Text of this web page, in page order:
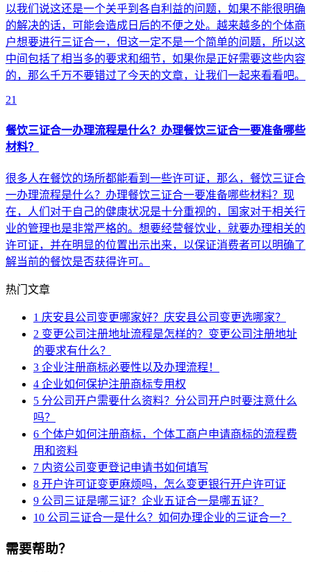
以我们说这还是一个关乎到各自利益的问题，如果不能很明确
的解决的话，可能会造成日后的不便之处。越来越多的个体商
户想要进行三证合一，但这一定不是一个简单的问题，所以这
中间包括了相当多的要求和细节，如果你是正好需要这些内容
的，那么千万不要错过了今天的文章，让我们一起来看看吧。
21
餐饮三证合一办理流程是什么？办理餐饮三证合一要准备哪些
材料？
很多人在餐饮的场所都能看到一些许可证，那么，餐饮三证合
一办理流程是什么？办理餐饮三证合一要准备哪些材料？现
在，人们对于自己的健康状况是十分重视的，国家对于相关行
业的管理也是非常严格的。想要经营餐饮业，就要办理相关的
许可证，并在明显的位置出示出来，以保证消费者可以明确了
解当前的餐饮是否获得许可。
热门文章
1 庆安县公司变更哪家好？庆安县公司变更选哪家？
2 变更公司注册地址流程是怎样的？变更公司注册地址
的要求有什么？
3 企业注册商标必要性以及办理流程！
4 企业如何保护注册商标专用权
5 分公司开户需要什么资料？分公司开户时要注意什么
吗？
6 个体户如何注册商标，个体工商户申请商标的流程费
用和资料
7 内资公司变更登记申请书如何填写
8 开户许可证变更麻烦吗，怎么变更银行开户许可证
9 公司三证是哪三证？企业五证合一是哪五证？
10 公司三证合一是什么？如何办理企业的三证合一？
需要帮助？